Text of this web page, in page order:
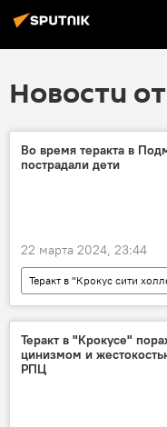
Новости
Во время теракта в
пострадали дети
22 марта 2024, 23:44
Теракт в "Крокус сити
Происшествия
Теракт в "Крокусе"
цинизмом и
РПЦ